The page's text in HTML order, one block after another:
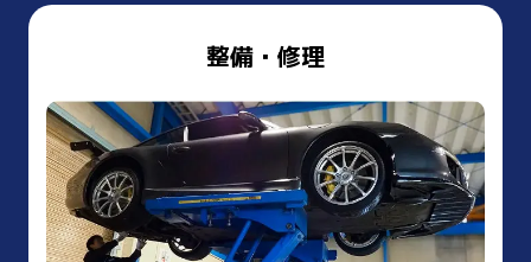
整備・修理